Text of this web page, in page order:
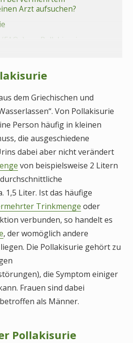
dem Griechischen und
Von Pollakisurie
Person häufig in kleinen
die ausgeschiedene
dabei aber nicht verändert
von beispielsweise 2 Litern
1,5 Liter. Ist das häufige
Trinkmenge oder
verbunden, so handelt es
, der womöglich andere
Die Pollakisurie gehört zu
die Symptom einiger
Frauen sind dabei
als Männer.
Pollakisurie
Arzt aufsuchen?
zur Pollakisurie